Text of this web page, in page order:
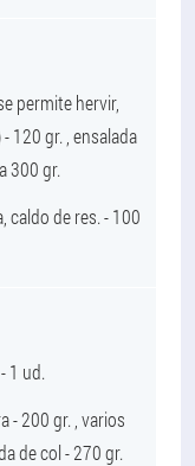
permite hervir,
120 gr. , ensalada
300 gr.
caldo de res. - 100
1 ud.
- 200 gr. , varios
de col - 270 gr.